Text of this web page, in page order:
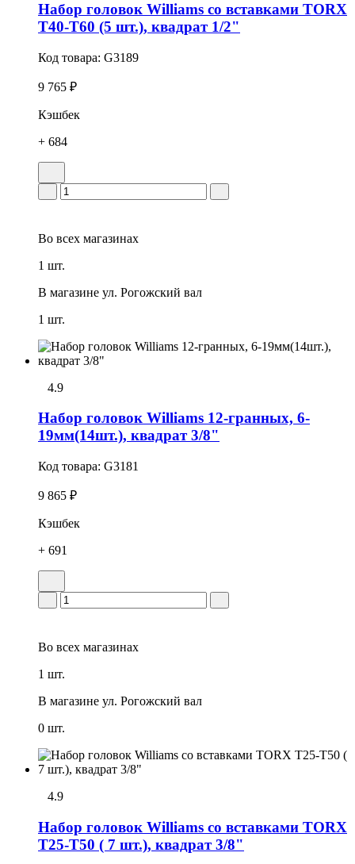
Набор головок Williams со вставками TORX
T40-T60 (5 шт.), квадрат 1/2"
Код товара: G3189
9 765 ₽
Кэшбек
+ 684
Во всех магазинах
1 шт.
В магазине ул. Рогожский вал
1 шт.
4.9
Набор головок Williams 12-гранных, 6-
19мм(14шт.), квадрат 3/8"
Код товара: G3181
9 865 ₽
Кэшбек
+ 691
Во всех магазинах
1 шт.
В магазине ул. Рогожский вал
0 шт.
4.9
Набор головок Williams со вставками TORX
T25-T50 ( 7 шт.), квадрат 3/8"